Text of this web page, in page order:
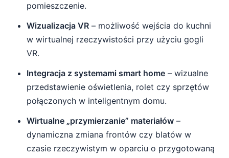
pomieszczenie.
Wizualizacja VR – możliwość wejścia do kuchni
w wirtualnej rzeczywistości przy użyciu gogli
VR.
Integracja z systemami smart home – wizualne
przedstawienie oświetlenia, rolet czy sprzętów
połączonych w inteligentnym domu.
Wirtualne „przymierzanie” materiałów –
dynamiczna zmiana frontów czy blatów w
czasie rzeczywistym w oparciu o przygotowaną